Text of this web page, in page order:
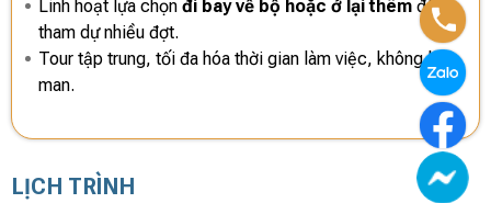
Linh hoạt lựa chọn đi bay về bộ hoặc ở lại thêm để
tham dự nhiều đợt.
Tour tập trung, tối đa hóa thời gian làm việc, không lan
man.
LỊCH TRÌNH